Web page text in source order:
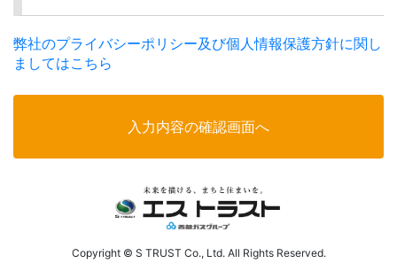
弊社のプライバシーポリシー及び個人情報保護方針に関し
ましてはこちら
Copyright © S TRUST Co., Ltd. All Rights Reserved.